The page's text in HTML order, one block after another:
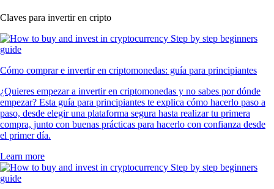
Claves para invertir en cripto
Cómo comprar e invertir en criptomonedas: guía para principiantes
¿Quieres empezar a invertir en criptomonedas y no sabes por dónde
empezar? Esta guía para principiantes te explica cómo hacerlo paso a
paso, desde elegir una plataforma segura hasta realizar tu primera
compra, junto con buenas prácticas para hacerlo con confianza desde
el primer día.
Learn more